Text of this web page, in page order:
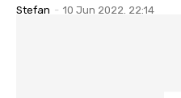
Stefan - 10 Jun 2022. 22:14